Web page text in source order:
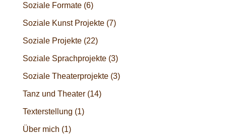
Soziale Formate(6)
Soziale Kunst Projekte(7)
Soziale Projekte(22)
Soziale Sprachprojekte(3)
Soziale Theaterprojekte(3)
Tanz und Theater(14)
Texterstellung (1)
Über mich (1)